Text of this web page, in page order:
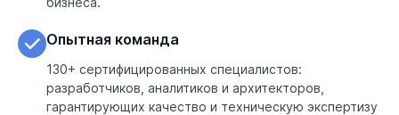
Опытная команда
130+ сертифицированных специалистов:
разработчиков, аналитиков и архитекторов,
гарантирующих качество и техническую экспертизу